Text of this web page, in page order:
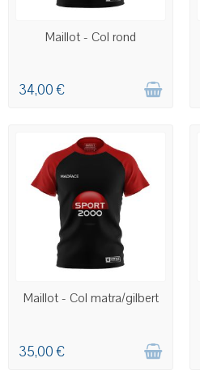
COMMANDE PERSONNALISÉE
Maillot - Col rond
34,00 €
COMMANDE PERSONNALISÉE
Maillot - Col matra/gilbert
35,00 €